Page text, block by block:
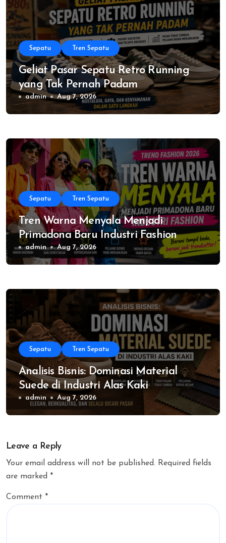
Sepatu Tren Sepatu
Geliat Pasar Sepatu Retro Running
yang Tak Pernah Padam
admin Aug 7, 2026
Sepatu Tren Sepatu
Tren Warna Menyala Menjadi
Primadona Baru Industri Fashion
admin Aug 7, 2026
Sepatu Tren Sepatu
Analisis Bisnis: Dominasi Material
Suede di Industri Alas Kaki
admin Aug 7, 2026
Leave a Reply
Your email address will not be published. Required fields
are marked *
Comment *